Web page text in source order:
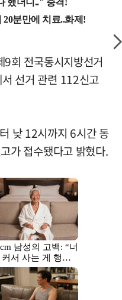
회 전국동시지방선거
선거 관련 112신고
낮 12시까지 6시간 동
가 접수됐다고 밝혔다.